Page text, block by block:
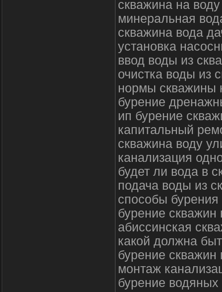
скважина на
минеральная
скважина вода
установка
ввод воды из
очистка воды из
нормы скважины
бурение
ип бурение
капитальный
скважина воду
канализация
будет ли вода в
подача воды из
способы бурения
бурение скважин
абиссинская
какой должна
бурение скважин
монтаж
бурение водяных